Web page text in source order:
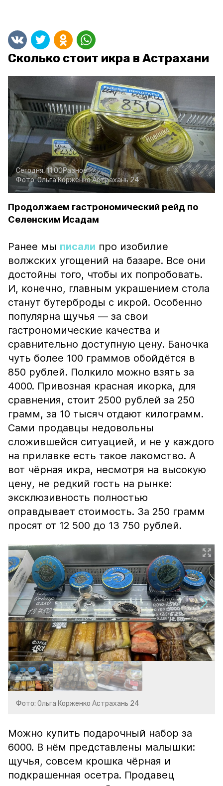
Сколько стоит икра в Астрахани
Сегодня, 11:00Разное
Фото:Ольга КорженкоАстрахань 24
Продолжаем гастрономический рейд по
Селенским Исадам
Ранее мы писали про изобилие
волжских угощений на базаре. Все они
достойны того, чтобы их попробовать.
И, конечно, главным украшением стола
станут бутерброды с икрой. Особенно
популярна щучья — за свои
гастрономические качества и
сравнительно доступную цену. Баночка
чуть более 100 граммов обойдётся в
850 рублей. Полкило можно взять за
4000. Привозная красная икорка, для
сравнения, стоит 2500 рублей за 250
грамм, за 10 тысяч отдают килограмм.
Сами продавцы недовольны
сложившейся ситуацией, и не у каждого
на прилавке есть такое лакомство. А
вот чёрная икра, несмотря на высокую
цену, не редкий гость на рынке:
эксклюзивность полностью
оправдывает стоимость. За 250 грамм
просят от 12 500 до 13 750 рублей.
Фото: Ольга Корженко Астрахань 24
Можно купить подарочный набор за
6000. В нём представлены малышки:
щучья, совсем крошка чёрная и
подкрашенная осетра. Продавец